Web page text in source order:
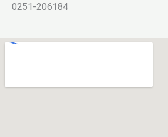
0251-206184